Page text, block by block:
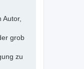
grob
zu